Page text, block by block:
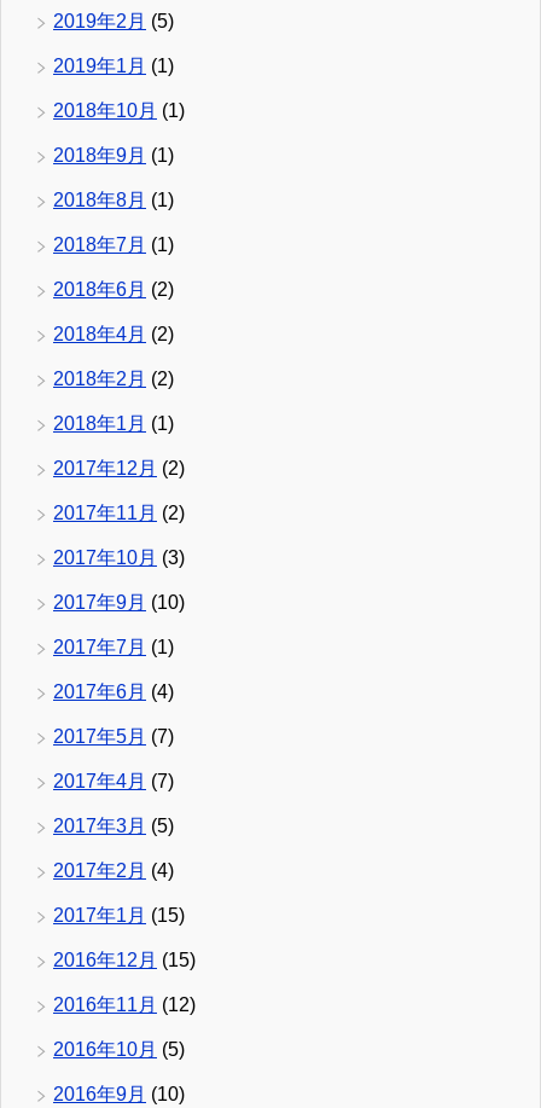
2019年2月 (5)
2019年1月 (1)
2018年10月 (1)
2018年9月 (1)
2018年8月 (1)
2018年7月 (1)
2018年6月 (2)
2018年4月 (2)
2018年2月 (2)
2018年1月 (1)
2017年12月 (2)
2017年11月 (2)
2017年10月 (3)
2017年9月 (10)
2017年7月 (1)
2017年6月 (4)
2017年5月 (7)
2017年4月 (7)
2017年3月 (5)
2017年2月 (4)
2017年1月 (15)
2016年12月 (15)
2016年11月 (12)
2016年10月 (5)
2016年9月 (10)